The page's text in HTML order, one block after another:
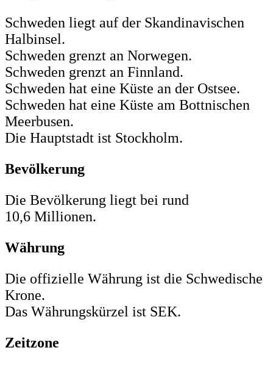
Schweden liegt auf der Skandinavischen
Halbinsel.
Schweden grenzt an Norwegen.
Schweden grenzt an Finnland.
Schweden hat eine Küste an der Ostsee.
Schweden hat eine Küste am Bottnischen
Meerbusen.
Die Hauptstadt ist Stockholm.
Bevölkerung
Die Bevölkerung liegt bei rund
10,6 Millionen.
Währung
Die offizielle Währung ist die Schwedische
Krone.
Das Währungskürzel ist SEK.
Zeitzone